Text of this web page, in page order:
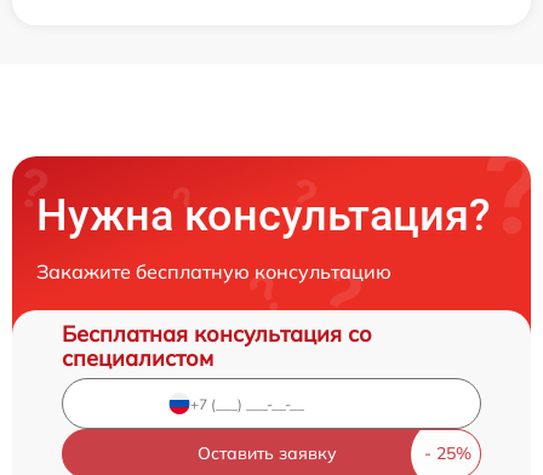
Нужна консультация?
Закажите бесплатную консультацию
Бесплатная консультация со
специалистом
Оставить заявку